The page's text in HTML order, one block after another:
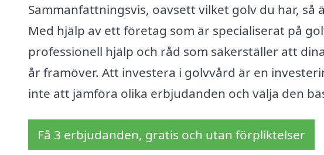
Sammanfattningsvis, oavsett vilket golv du har,
Med hjälp av ett företag som är specialiserat på
professionell hjälp och råd som säkerställer att
år framöver. Att investera i golvvård är en
inte att jämföra olika erbjudanden och välja den
Få 3 erbjudanden, gratis och utan förpliktelser